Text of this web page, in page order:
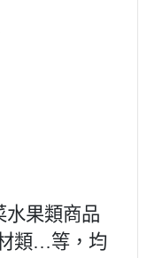
水果類商品
類…等，均